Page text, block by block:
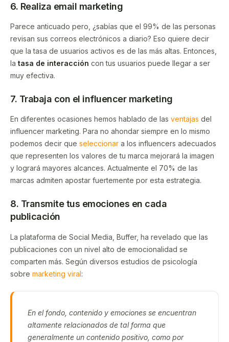
6. Realiza email marketing
Parece anticuado pero, ¿sabías que el 99% de las personas
revisan sus correos electrónicos a diario? Eso quiere decir
que la tasa de usuarios activos es de las más altas. Entonces,
la tasa de interacción con tus usuarios puede llegar a ser
muy efectiva.
7. Trabaja con el influencer marketing
En diferentes ocasiones hemos hablado de las ventajas del
influencer marketing. Para no ahondar siempre en lo mismo
podemos decir que seleccionar a los influencers adecuados
que representen los valores de tu marca mejorará la imagen
y logrará mayores alcances. Actualmente el 70% de las
marcas admiten apostar fuertemente por esta estrategia.
8. Transmite tus emociones en cada
publicación
La plataforma de Social Media, Buffer, ha revelado que las
publicaciones con un nivel alto de emocionalidad se
comparten más. Según diversos estudios de psicología
sobre marketing viral:
En el fondo, contenido y emociones se encuentran
altamente relacionados de tal forma que
generalmente un contenido positivo, como por